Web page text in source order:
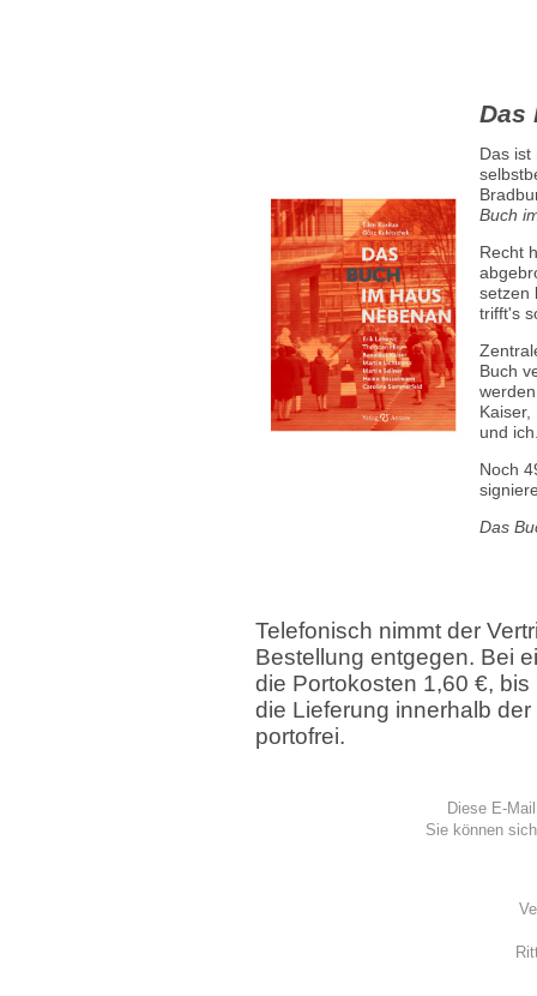
Das
Das ist
Buch
Recht
setzen
trifft's
Buch
und
Noch
Das
Telefonisch nimmt der
Bestellung entgegen. Bei
die Portokosten 1,60 €,
die Lieferung innerhalb
portofrei.
Diese E-
Sie können